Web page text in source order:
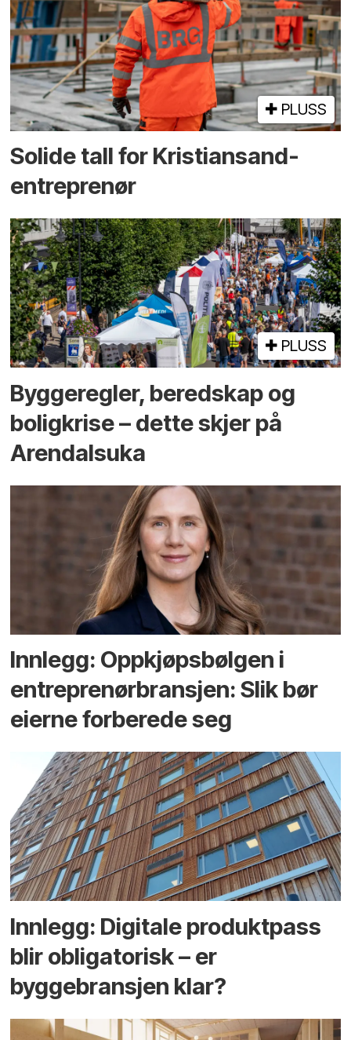
PLUSS
Solide tall for Kristiansand-
entreprenør
PLUSS
Bygge­regler, beredskap og
bolig­krise – dette skjer på
Arendals­uka
Innlegg: Oppkjøps­bølgen i
entreprenør­bransjen: Slik bør
eierne forberede seg
Innlegg: Digitale produktpass
blir obligatorisk – er
byggebransjen klar?